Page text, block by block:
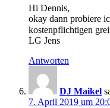
Hi Dennis,
okay dann probiere
kostenpflichtigen
LG Jens
Antworten
DJ Maikel
7. April 2019 um